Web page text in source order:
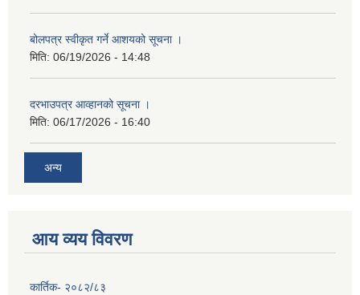
बोलपत्र स्वीकृत गर्ने आशयको सूचना ।
मिति: 06/19/2026 - 14:48
दरभाउपत्र आव्हानको सूचना ।
मिति: 06/17/2026 - 16:40
अन्य
आय व्यय विवरण
कार्तिक- २०८२/८३